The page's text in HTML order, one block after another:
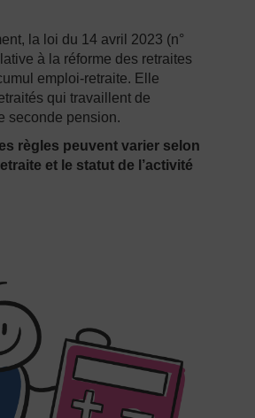
la loi du 14 avril 2023 (n°
à la réforme des retraites
emploi-retraite. Elle
qui travaillent de
seconde pension.
règles peuvent varier selon
et le statut de l’activité